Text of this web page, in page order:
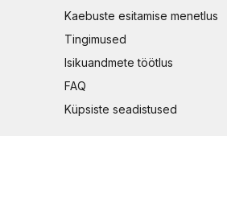
Kaebuste esitamise menetlus
Tingimused
Isikuandmete töötlus
FAQ
Küpsiste seadistused